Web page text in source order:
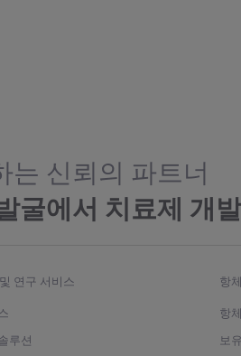
는 신뢰의 파트너
굴에서 치료제 개
연구 서비스
루션
항
항
보